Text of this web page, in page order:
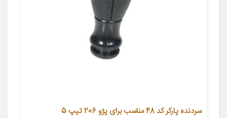
سردنده پارکر کد 48 مناسب برای پژو 206 تیپ 5